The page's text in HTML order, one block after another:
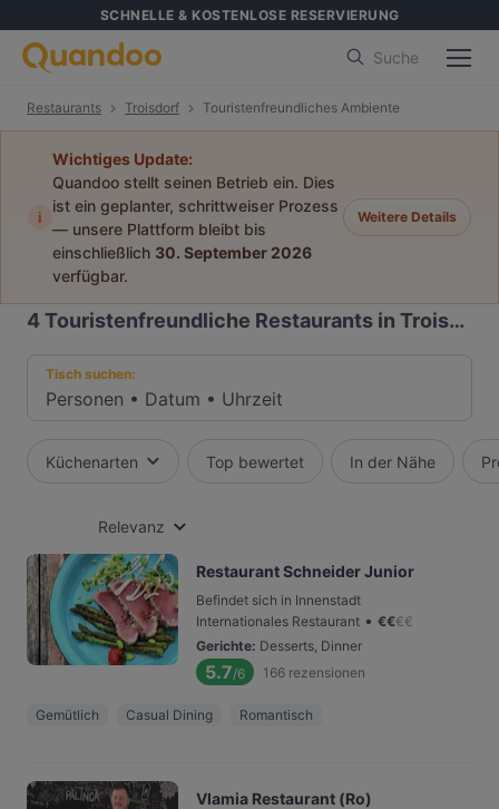
SCHNELLE & KOSTENLOSE RESERVIERUNG
Suche
Restaurants Troisdorf Touristenfreundliches Ambiente
i
Wichtiges Update:
Quandoo stellt seinen Betrieb ein. Dies
ist ein geplanter, schrittweiser Prozess
— unsere Plattform bleibt bis
einschließlich 30. September 2026
verfügbar.
Weitere Details
4Touristenfreundliche Restaurants in Troisdorf
Tisch suchen:
Personen • Datum • Uhrzeit
Küchenarten Top bewertet In der Nähe
Relevanz
Restaurant Schneider Junior
Befindet sich in Innenstadt
Internationales Restaurant • €€€€
Gerichte: Desserts, Dinner
5.7/6 166 rezensionen
Gemütlich Casual Dining Romantisch
Vlamia Restaurant (Ro)